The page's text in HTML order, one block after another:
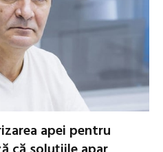
apei pentru